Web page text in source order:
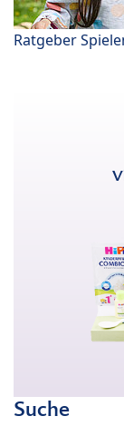
Ratgeber
Suche